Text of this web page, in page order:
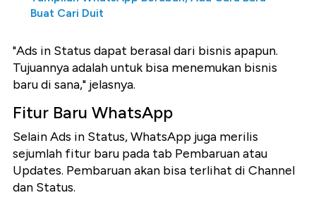
Buat Cari Duit
"Ads in Status dapat berasal dari bisnis apapun.
Tujuannya adalah untuk bisa menemukan bisnis
baru di sana," jelasnya.
Fitur Baru WhatsApp
Selain Ads in Status, WhatsApp juga merilis
sejumlah fitur baru pada tab Pembaruan atau
Updates. Pembaruan akan bisa terlihat di Channel
dan Status.